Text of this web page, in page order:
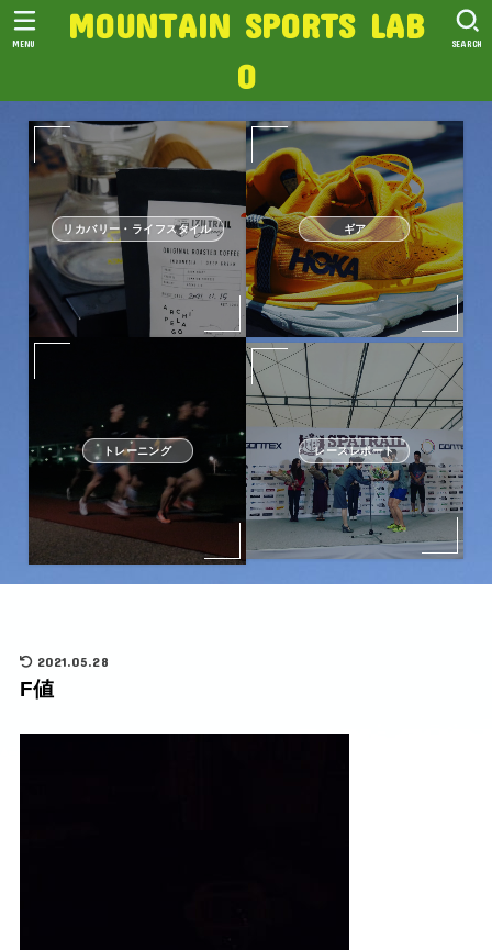
MOUNTAIN SPORTS LAB
O
SEARCH
MENU
リカバリー・ライフスタイル ギア
トレーニング レースレポート
2021.05.28
F値